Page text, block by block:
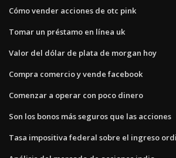
Cómo vender acciones de otc pink
Tomar un préstamo en línea uk
Valor del dólar de plata de morgan hoy
Compra comercio y vende facebook
Comenzar a operar con poco dinero
Son los bonos más seguros que las acciones
Tasa impositiva federal sobre el ingreso